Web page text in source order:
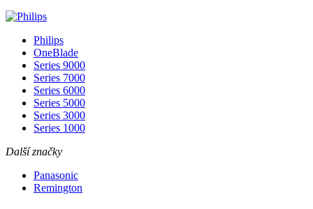
Philips
OneBlade
Series 9000
Series 7000
Series 6000
Series 5000
Series 3000
Series 1000
Další značky
Panasonic
Remington